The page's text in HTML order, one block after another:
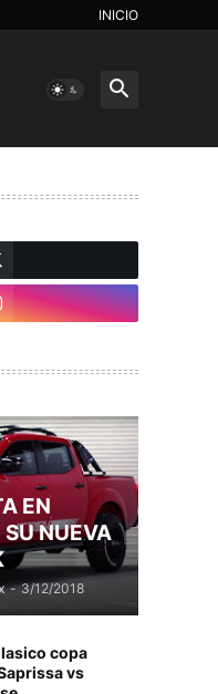
INICIO
EN
NUEVA
- 3/12/2018
copa
vs